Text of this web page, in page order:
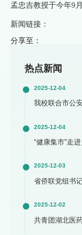
孟忠吉教授于今年9
新闻链接：
分享至：
热点新闻
2025-12-04
我校联合市公
2025-12-04
“健康集市”走
2025-12-03
省侨联党组书
2025-12-02
共青团湖北医